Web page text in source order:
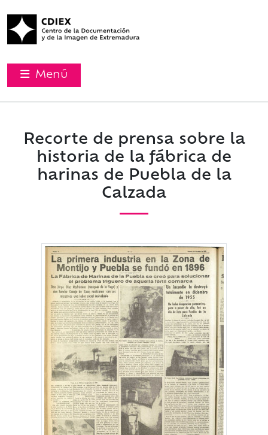
Menú
Recorte de prensa sobre la
historia de la fábrica de
harinas de Puebla de la
Calzada